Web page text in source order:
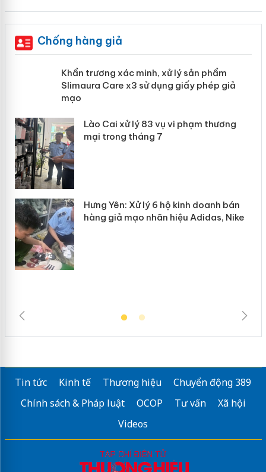
Chống hàng giả
Khẩn trương xác minh, xử lý sản phẩm
Slimaura Care x3 sử dụng giấy phép
Tin tức Kinh tế Thương hiệu
Chuyển động 389
Chính sách & Pháp luật
OCOP Tư vấn
Xã hội
Videos